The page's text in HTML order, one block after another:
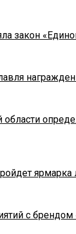
закон
области
с